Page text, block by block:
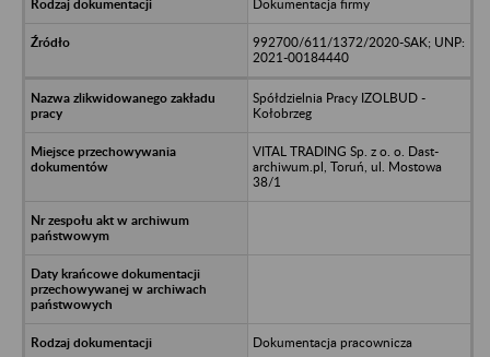
Dokumentacja firmy
992700/611/1372/2020-SAK; UNP:
2021-00184440
Spółdzielnia Pracy IZOLBUD -
Kołobrzeg
VITAL TRADING Sp. z o. o. Dast-
archiwum.pl, Toruń, ul. Mostowa
38/1
Dokumentacja pracownicza